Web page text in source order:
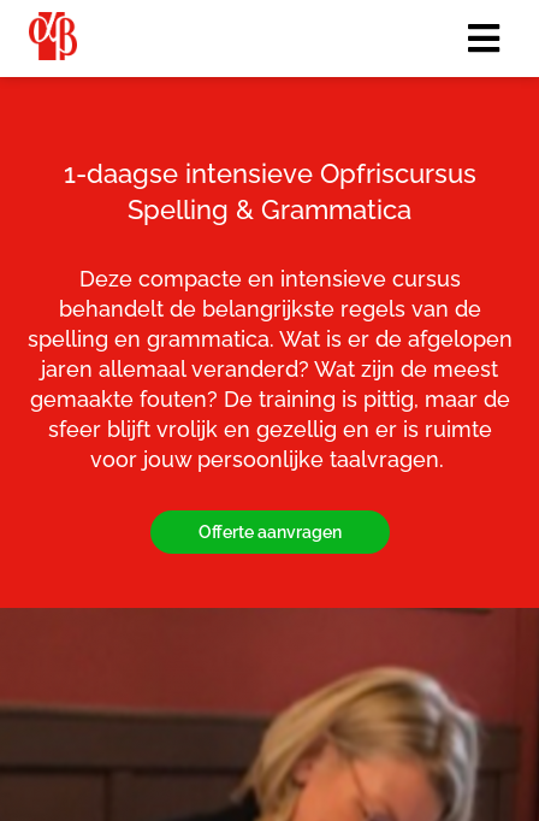
1-daagse intensieve Opfriscursus
Spelling & Grammatica
Deze compacte en intensieve cursus
behandelt de belangrijkste regels van de
spelling en grammatica. Wat is er de afgelopen
jaren allemaal veranderd? Wat zijn de meest
gemaakte fouten? De training is pittig, maar de
sfeer blijft vrolijk en gezellig en er is ruimte
voor jouw persoonlijke taalvragen.
Offerte aanvragen